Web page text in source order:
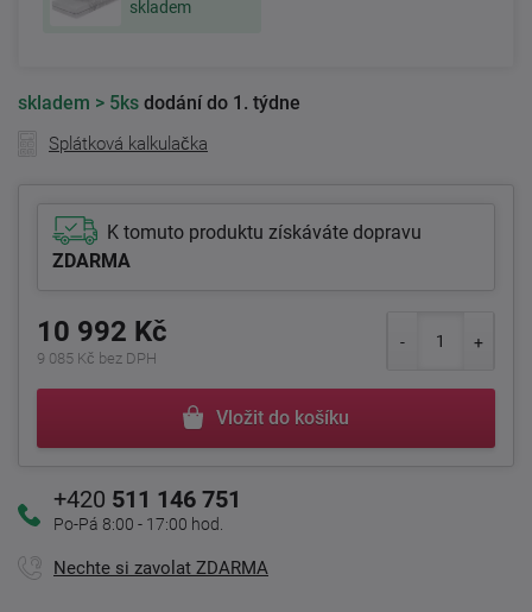
skladem
skladem > 5ks dodání do 1. týdne
Splátková kalkulačka
K tomuto produktu získáváte dopravu
ZDARMA
10 992 Kč
9 085 Kč bez DPH
Vložit do košíku
+420 511 146 751
Po-Pá 8:00 - 17:00 hod.
Nechte si zavolat ZDARMA